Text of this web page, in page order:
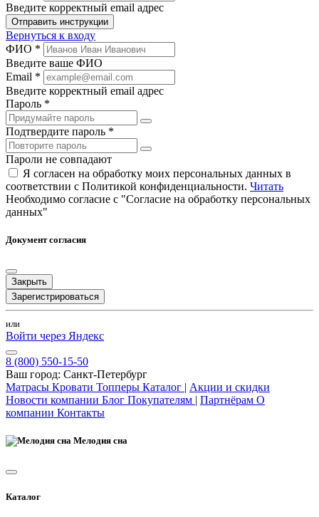
Введите корректный email адрес
Отправить инструкции
Вернуться к входу
ФИО *
Введите ваше ФИО
Email *
Введите корректный email адрес
Пароль *
Подтвердите пароль *
Пароли не совпадают
Я согласен на обработку моих персональных данных в
соответствии с Политикой конфиденциальности. Читать
Необходимо согласие с "Согласие на обработку персональных
данных"
Документ согласия
Закрыть
Зарегистрироваться
или
Войти через Яндекс
8 (800) 550-15-50
Ваш город: Санкт-Петербург
Матрасы Кровати Топперы Каталог | Акции и скидки
Новости компании Блог Покупателям | Партнёрам О
компании Контакты
Мелодия сна
Каталог